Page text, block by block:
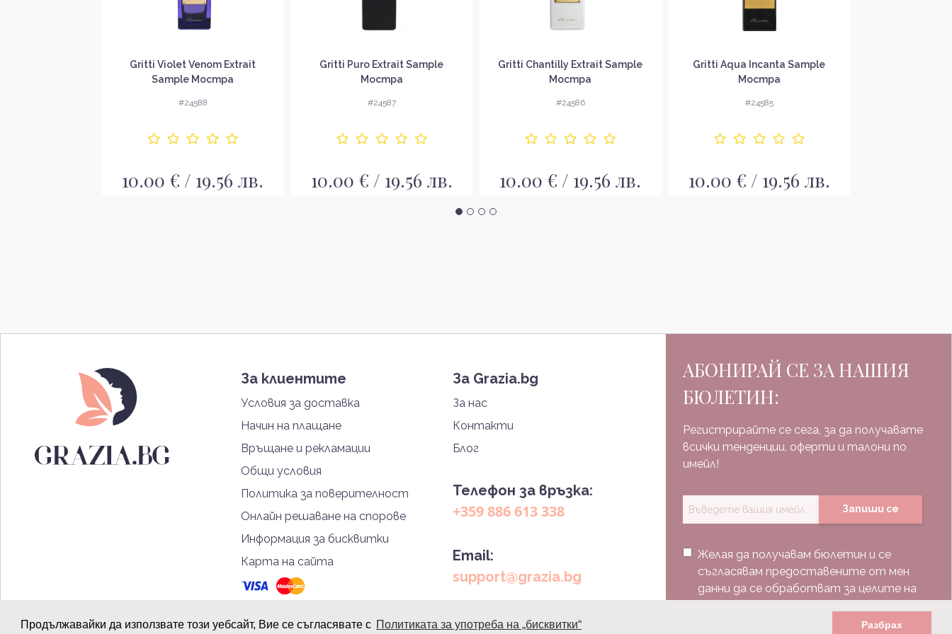
Продължавайки да използвате този уебсайт, Вие се съгласявате с Политиката за употреба на „бисквитки“ Разбрах
Gritti Violet Venom Extrait
Sample Мостра
#24588
10.00 € / 19.56 лв.
Gritti Puro Extrait Sample
Мостра
#24587
10.00 € / 19.56 лв.
Gritti Chantilly Extrait Sample
Мостра
#24586
10.00 € / 19.56 лв.
Gritti Aqua Incanta Sample
Мостра
#24585
10.00 € / 19.56 лв.
За клиентите
Условия за доставка
Начин на плащане
Връщане и рекламации
Общи условия
Политика за поверителност
Онлайн решаване на спорове
Информация за бисквитки
Карта на сайта
За Grazia.bg
За нас
Контакти
Блог
Телефон за връзка:
+359 886 613 338
Email:
support@grazia.bg
АБОНИРАЙ СЕ ЗА НАШИЯ
БЮЛЕТИН:
Регистрирайте се сега, за да получавате
всички тенденции, оферти и талони по
имейл!
Запиши се
Желая да получавам бюлетин и се
съгласявам предоставените от мен
данни да се обработват за целите на